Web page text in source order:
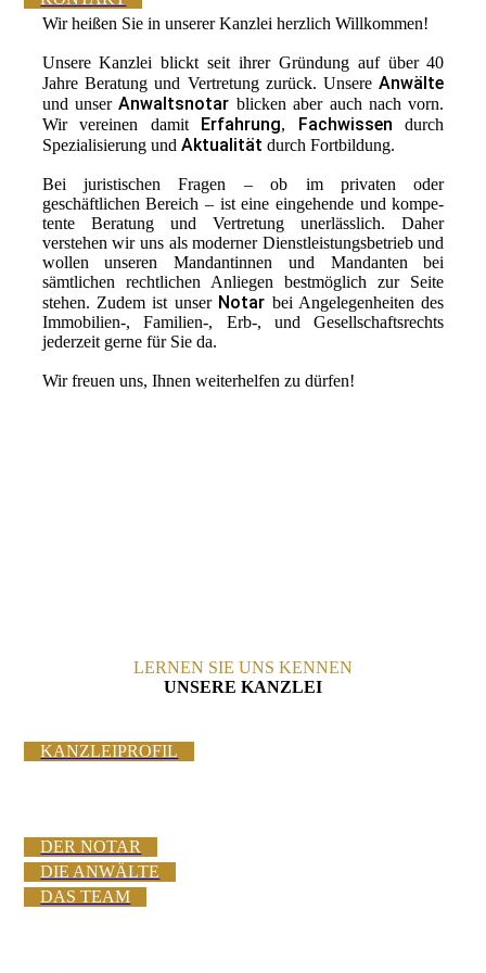
Wir heißen Sie in unserer Kanzlei herzlich Willkommen!
Unsere Kanzlei blickt seit ihrer Gründung auf über 40
Jahre Beratung und Vertretung zurück. UnsereAnwälte
und unserAnwaltsnotar blicken aber auch nach vorn.
Wir vereinen damit Erfahrung, Fachwissen durch
Spezialisierung und Aktualität durch Fortbildung.
Bei juristischen Fragen – ob im privaten oder
geschäftlichen Bereich – ist eine eingehende und kompe­
tente Beratung und Vertretung unerlässlich. Daher
verstehen wir uns als moderner Dienst­leistungsbetrieb und
wollen unseren Mandantinnen und Mandanten bei
sämtlichen rechtlichen Anliegen best­möglich zur Seite
stehen. Zudem ist unser Notar bei Ange­legen­heiten des
Immobilien-, Familien-, Erb-, und Gesellschaftsrechts
jederzeit gerne für Sie da.
Wir freuen uns, Ihnen weiterhelfen zu dürfen!
LERNEN SIE UNS KENNEN
UNSERE KANZLEI
KANZLEIPROFIL
DER NOTAR
DIE ANWÄLTE
DAS TEAM